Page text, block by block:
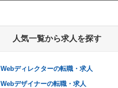
人気一覧から求人を探す
Webディレクターの転職・求人
Webデザイナーの転職・求人